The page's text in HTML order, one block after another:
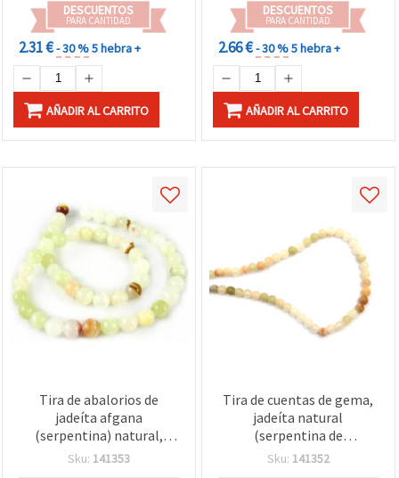
DESCUENTOS
PARA CANTIDAD
2.31 €- 30 %5 hebra +
AÑADIR AL CARRITO
DESCUENTOS
PARA CANTIDAD
2.66 €- 30 %5 hebra +
AÑADIR AL CARRITO
Tira de abalorios de
jadeíta afgana
(serpentina) natural,
redondos, 8 mm, aprox. 46
Sku: 141353
Tira de cuentas de gema,
jadeíta natural
(serpentina de
Afganistán), redondas, 6
Sku: 141352